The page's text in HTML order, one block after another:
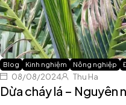
Blog Kinh nghiệm Nông nghiệp
08/08/2024 Thu Ha
Dừa cháy lá – Nguyên